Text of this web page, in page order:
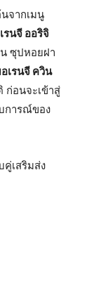
จากเมนู
รนจี ออริจิ
ซุปหอยฝา
เรนจี ควิน
ก่อนจะเข้าสู่
การณ์ของ
เสริมส่ง